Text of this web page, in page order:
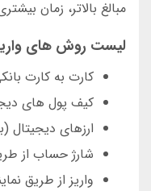
مبالغ بالاتر، زمان
لیست روش های
کارت به کارت
کیف پول های
ارزهای دیجیتال
شارژ حساب از
واریز از طریق